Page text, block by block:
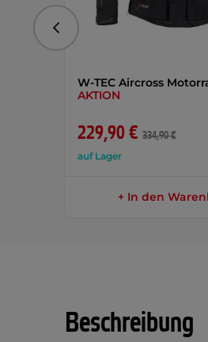
W-TEC Aircross
AKTION
229,90 € 334,90 €
auf Lager
+ In den
vorhergehend
Beschreibung